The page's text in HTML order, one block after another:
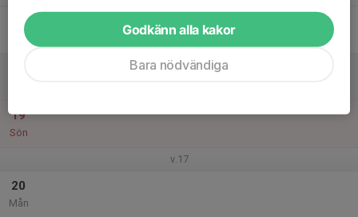
17
Fre
19
Sön
v.17
20
Mån
Godkänn alla kakor
Bara nödvändiga